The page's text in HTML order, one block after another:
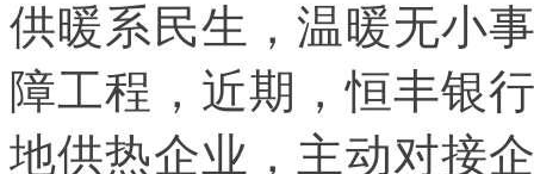
供暖系民生，温暖无小
障工程，近期，恒丰银
地供热企业，主动对接